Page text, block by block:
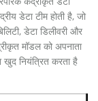
डेटा टीम होती है, जो
डेटा डिलीवरी और
मॉडल को अपनाता
खुद नियंत्रित करता है